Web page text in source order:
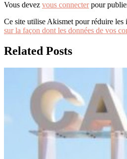
Vous devez vous connecterpour
Ce site utilise Akismet pour réduire les
sur la façon dont les données de vos
Related Posts